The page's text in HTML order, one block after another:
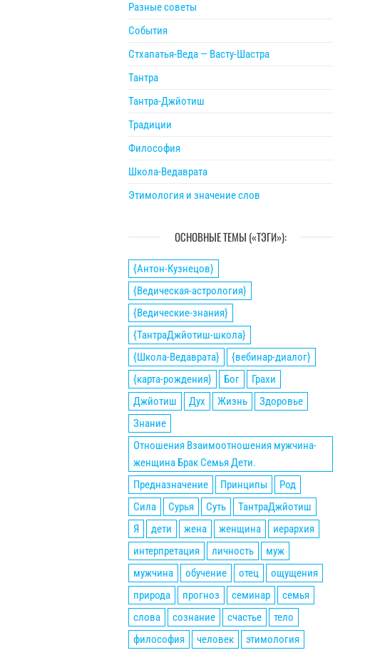
Разные советы
События
Стхапатья-Веда — Васту-Шастра
Тантра
Тантра-Джйотиш
Традиции
Философия
Школа-Ведаврата
Этимология и значение слов
ОСНОВНЫЕ ТЕМЫ («ТЭГИ»):
{Антон-Кузнецов}
{Ведическая-астрология}
{Ведические-знания}
{ТантраДжйотиш-школа}
{Школа-Ведаврата}
{вебинар-диалог}
{карта-рождения}
Бог
Грахи
Джйотиш
Дух Жизнь
Здоровье
Знание
Отношения Взаимоотношения мужчина-
женщина Брак Семья Дети.
Предназначение
Принципы
Род
Сила
Сурья Суть
ТантраДжйотиш
Я
дети жена женщина
иерархия
интерпретация
личность
муж
мужчина
обучение отец
ощущения
природа
прогноз семинар
семья
слова
сознание счастье
тело
философия
человек этимология